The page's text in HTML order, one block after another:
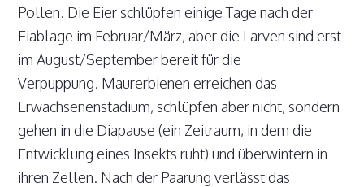
Pollen. Die Eier schlüpfen einige Tage nach der
Eiablage im Februar/März, aber die Larven sind erst
im August/September bereit für die
Verpuppung. Maurerbienen erreichen das
Erwachsenenstadium, schlüpfen aber nicht, sondern
gehen in die Diapause (ein Zeitraum, in dem die
Entwicklung eines Insekts ruht) und überwintern in
ihren Zellen. Nach der Paarung verlässt das